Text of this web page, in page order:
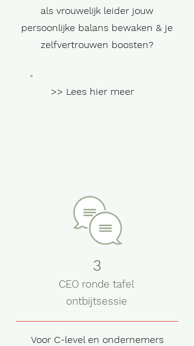
als vrouwelijk leider jouw
persoonlijke balans bewaken & je
zelfvertrouwen boosten?
>> Lees hier meer
3
CEO ronde tafel
ontbijtsessie
Voor C-level en ondernemers